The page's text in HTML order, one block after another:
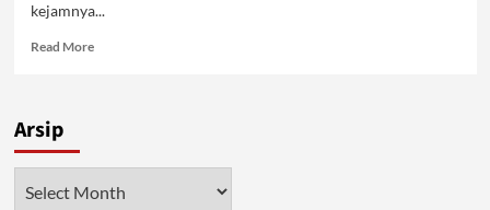
kejamnya...
Read MoreRead
Benteng
Keluarga
Arsip